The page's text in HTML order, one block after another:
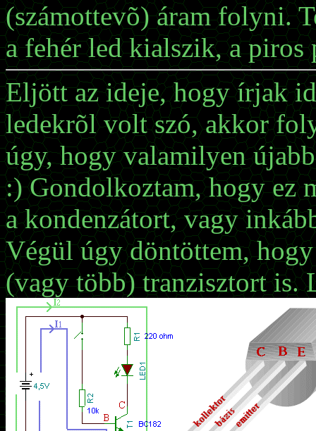
(számottevõ) áram folyni.
a fehér led kialszik, a
Eljött az ideje, hogy írjak
ledekrõl volt szó, akkor
úgy, hogy valamilyen
:) Gondolkoztam, hogy ez
a kondenzátort, vagy
Végül úgy döntöttem,
(vagy több) tranzisztort is.